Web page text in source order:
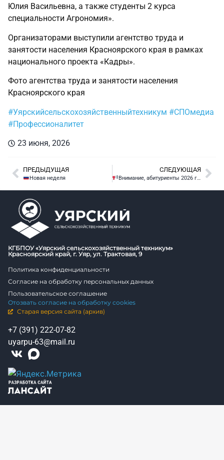
Юлия Васильевна, а также студенты 2 курса
специальности Агрономия».
Организаторами выступили агентство труда и
занятости населения Красноярского края в рамках
национального проекта «Кадры».
Фото агентства труда и занятости населения
Красноярского края
#Уярскийсельскохозяйственныйтехникум #СПОмедиа
#Профессионалитет
23 июня, 2026
ПРЕДЫДУЩАЯ
Новая неделя
СЛЕДУЮЩАЯ
Внимание, абитуриенты 2026 года!
КГБПОУ «Уярский сельскохозяйственный техникум»
Красноярский край, г. Уяр, ул. Трактовая, 9
Политика конфиденциальности
Согласие на обработку персональных данных
Пользовательское соглашение
Отозвать согласие на обработку cookies
Старая версия сайта (архив)
+7 (391) 222-07-82
uyarpu-63@mail.ru